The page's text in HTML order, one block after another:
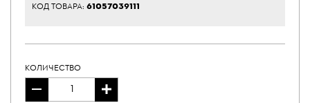
КОД ТОВАРА: 61057039111
КОЛИЧЕСТВО